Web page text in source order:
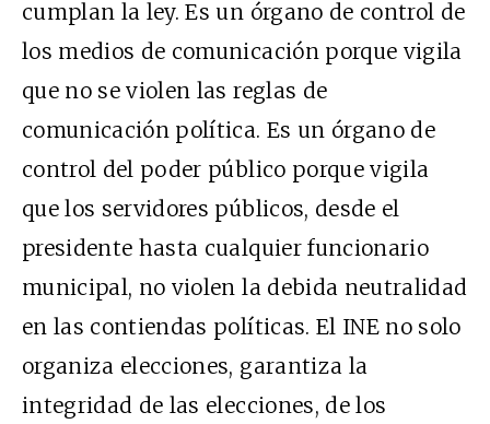
cumplan la ley. Es un órgano de control de
los medios de comunicación porque vigila
que no se violen las reglas de
comunicación política. Es un órgano de
control del poder público porque vigila
que los servidores públicos, desde el
presidente hasta cualquier funcionario
municipal, no violen la debida neutralidad
en las contiendas políticas. El INE no solo
organiza elecciones, garantiza la
integridad de las elecciones, de los